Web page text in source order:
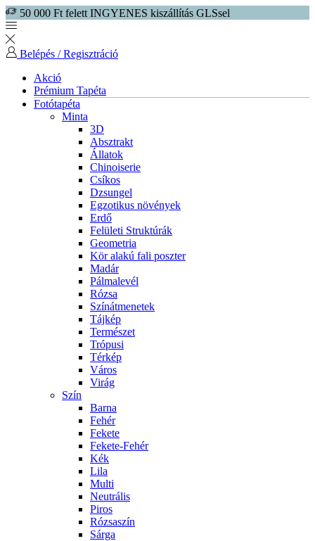
50 000 Ft felett INGYENES kiszállítás GLSsel
Belépés / Regisztráció
Akció
Prémium Tapéta
Fotótapéta
Minta
3D
Absztrakt
Állatok
Chinoiserie
Csíkos
Dzsungel
Egzotikus növények
Erdő
Felületi Struktúrák
Geometria
Kör alakú fali poszter
Madár
Pálmalevél
Rózsa
Színátmenetek
Tájkép
Természet
Trópusi
Térkép
Város
Virág
Szín
Barna
Fehér
Fekete
Fekete-Fehér
Kék
Lila
Multi
Neutrális
Piros
Rózsaszín
Sárga